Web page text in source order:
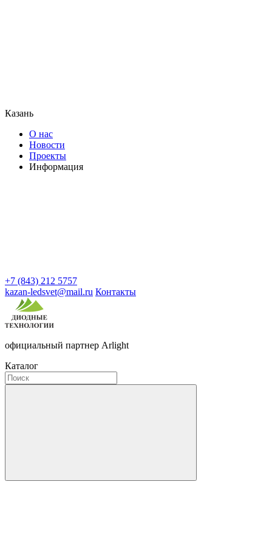
Казань
О нас
Новости
Проекты
Информация
+7 (843) 212 5757
kazan-ledsvet@mail.ru Контакты
официальный партнер Arlight
Каталог